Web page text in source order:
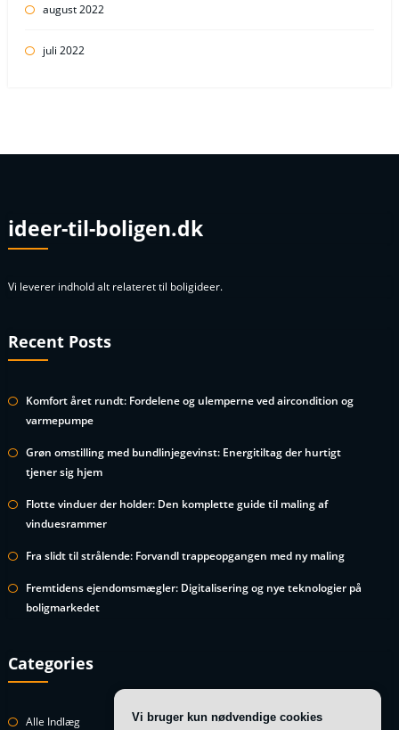
august 2022
juli 2022
ideer-til-boligen.dk
Vi leverer indhold alt relateret til boligideer.
Recent Posts
Komfort året rundt: Fordelene og ulemperne ved aircondition og
varmepumpe
Grøn omstilling med bundlinjegevinst: Energitiltag der hurtigt
tjener sig hjem
Flotte vinduer der holder: Den komplette guide til maling af
vinduesrammer
Fra slidt til strålende: Forvandl trappeopgangen med ny maling
Fremtidens ejendomsmægler: Digitalisering og nye teknologier på
boligmarkedet
Categories
Alle Indlæg Vi bruger kun nødvendige cookies